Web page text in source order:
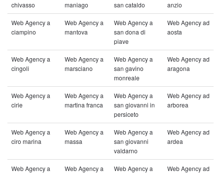
chivasso
maniago
san cataldo
anzio
Web Agency a
ciampino
Web Agency a
mantova
Web Agency a
san dona di
piave
Web Agency ad
aosta
Web Agency a
cingoli
Web Agency a
marsciano
Web Agency a
san gavino
monreale
Web Agency ad
aragona
Web Agency a
cirie
Web Agency a
martina franca
Web Agency a
san giovanni in
persiceto
Web Agency ad
arborea
Web Agency a
ciro marina
Web Agency a
massa
Web Agency a
san giovanni
valdarno
Web Agency ad
ardea
Web Agency a
Web Agency a
Web Agency a
Web Agency ad